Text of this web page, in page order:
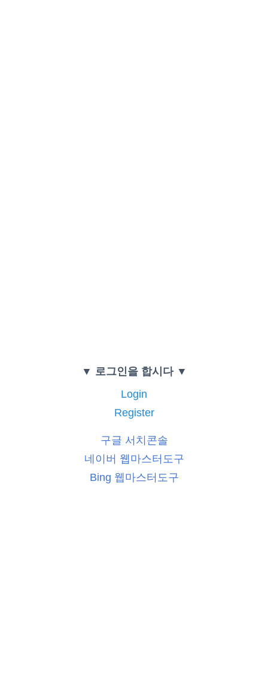
▼ 로그인을 합시다 ▼
Login
Register
구글 서치콘솔
네이버 웹마스터도구
Bing 웹마스터도구